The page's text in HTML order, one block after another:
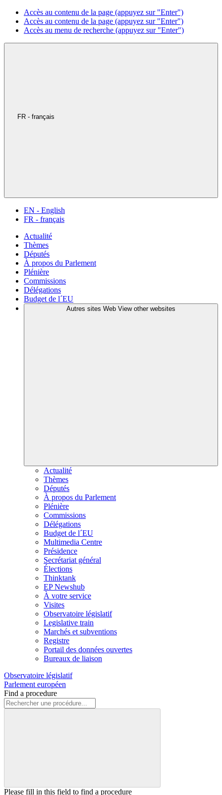
Accès au contenu de la page (appuyez sur "Enter")
Accès au contenu de la page (appuyez sur "Enter")
Accès au menu de recherche (appuyez sur "Enter")
FR - français
EN - English
FR - français
Actualité
Thèmes
Députés
À propos du Parlement
Plénière
Commissions
Délégations
Budget de l´EU
Autres sites Web View other websites
Actualité
Thèmes
Députés
À propos du Parlement
Plénière
Commissions
Délégations
Budget de l´EU
Multimedia Centre
Présidence
Secrétariat général
Élections
Thinktank
EP Newshub
À votre service
Visites
Observatoire législatif
Legislative train
Marchés et subventions
Registre
Portail des données ouvertes
Bureaux de liaison
Observatoire législatif
Parlement européen
Find a procedure
Please fill in this field to find a procedure